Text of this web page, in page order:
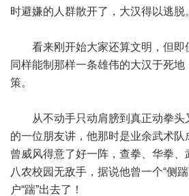
时避嫌的人群散开了，大汉得以逃脱
看来刚开始大家还算文明，但即使
同样能制那样一条雄伟的大汉于死
策。
从不动手只动肩膀到真正动拳头
的一位朋友讲，他那时是业余武术
曾威风得意了好一阵，查拳、华拳
八农校园无敌手，据说他曾一个“侧
户“踹”出去了！